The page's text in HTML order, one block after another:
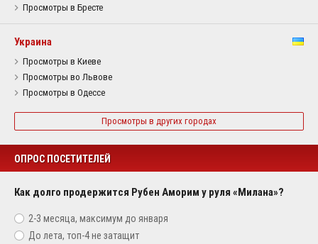
Просмотры в Бресте
Украина
Просмотры в Киеве
Просмотры во Львове
Просмотры в Одессе
Просмотры в других городах
ОПРОС ПОСЕТИТЕЛЕЙ
Как долго продержится Рубен Аморим у руля «Милана»?
2-3 месяца, максимум до января
До лета, топ-4 не затащит